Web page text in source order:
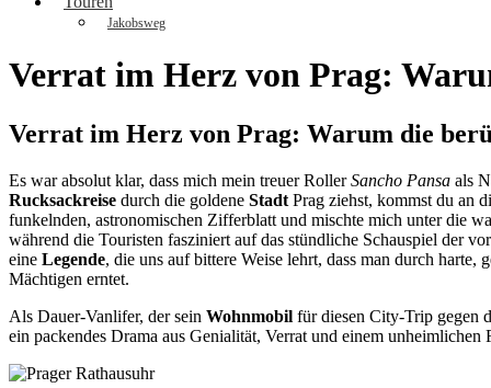
Jakobsweg
Verrat im Herz von Prag:
Verrat im Herz von Prag: Warum die
Es war absolut klar, dass mich mein treuer RollerSancho Pansa als
Rucksackreise durch die goldene Stadt Prag ziehst, kommst du an
funkelnden, astronomischen Zifferblatt und mischte mich unter die
während die Touristen fasziniert auf das stündliche Schauspiel der
eine Legende, die uns auf bittere Weise lehrt, dass man durch
Mächtigen erntet.
Als Dauer-Vanlifer, der sein Wohnmobil für diesen City-Trip gegen
ein packendes Drama aus Genialität, Verrat und einem